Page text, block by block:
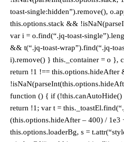
toast-single:hidden”).remove(),
this.options.stack &&
var i = o.find(“.jq-toast-
&& t(“.jq-toast-wrap”).find(“.jq-
i).remove() } this._container = o },
return !1 !== this.options.hideAfter
function () { if (!this.canAutoHide()
return !1; var t =
(this.options.hideAfter – 400) / 1e3
this.options.loaderBg, s =